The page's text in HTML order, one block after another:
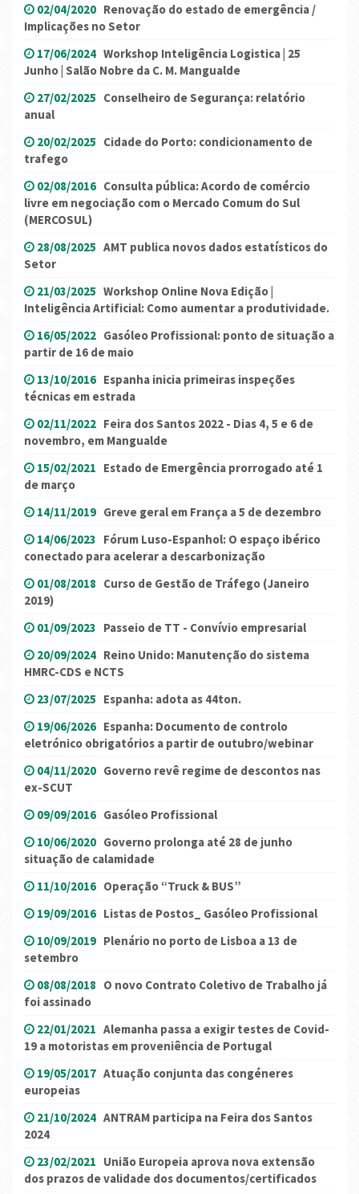
02/04/2020 Renovação do estado de emergência /
Implicações no Setor
17/06/2024 Workshop Inteligência Logistica | 25
Junho | Salão Nobre da C. M. Mangualde
27/02/2025 Conselheiro de Segurança: relatório
anual
20/02/2025 Cidade do Porto: condicionamento de
trafego
02/08/2016 Consulta pública: Acordo de comércio
livre em negociação com o Mercado Comum do Sul
(MERCOSUL)
28/08/2025 AMT publica novos dados estatísticos do
Setor
21/03/2025 Workshop Online Nova Edição |
Inteligência Artificial: Como aumentar a produtividade.
16/05/2022 Gasóleo Profissional: ponto de situação a
partir de 16 de maio
13/10/2016 Espanha inicia primeiras inspeções
técnicas em estrada
02/11/2022 Feira dos Santos 2022 - Dias 4, 5 e 6 de
novembro, em Mangualde
15/02/2021 Estado de Emergência prorrogado até 1
de março
14/11/2019 Greve geral em França a 5 de dezembro
14/06/2023 Fórum Luso-Espanhol: O espaço ibérico
conectado para acelerar a descarbonização
01/08/2018 Curso de Gestão de Tráfego (Janeiro
2019)
01/09/2023 Passeio de TT - Convívio empresarial
20/09/2024 Reino Unido: Manutenção do sistema
HMRC-CDS e NCTS
23/07/2025 Espanha: adota as 44ton.
19/06/2026 Espanha: Documento de controlo
eletrónico obrigatórios a partir de outubro/webinar
04/11/2020 Governo revê regime de descontos nas
ex-SCUT
09/09/2016 Gasóleo Profissional
10/06/2020 Governo prolonga até 28 de junho
situação de calamidade
11/10/2016 Operação “Truck & BUS”
19/09/2016 Listas de Postos_ Gasóleo Profissional
10/09/2019 Plenário no porto de Lisboa a 13 de
setembro
08/08/2018 O novo Contrato Coletivo de Trabalho já
foi assinado
22/01/2021 Alemanha passa a exigir testes de Covid-
19 a motoristas em proveniência de Portugal
19/05/2017 Atuação conjunta das congéneres
europeias
21/10/2024 ANTRAM participa na Feira dos Santos
2024
23/02/2021 União Europeia aprova nova extensão
dos prazos de validade dos documentos/certificados